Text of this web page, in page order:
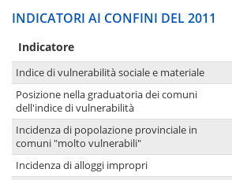
INDICATORI AI CONFINI DEL 2011
Indicatore
Indice di vulnerabilità sociale e materiale
Posizione nella graduatoria dei comuni
dell'indice di vulnerabilità
Incidenza di popolazione provinciale in
comuni "molto vulnerabili"
Incidenza di alloggi impropri